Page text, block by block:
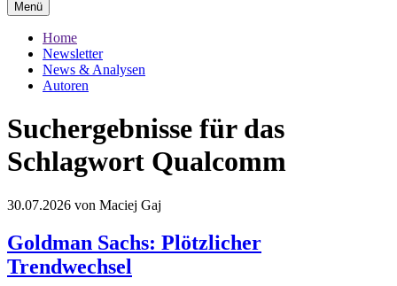
Menü
Home
Newsletter
News & Analysen
Autoren
Suchergebnisse für das
Schlagwort Qualcomm
30.07.2026 von Maciej Gaj
Goldman Sachs: Plötzlicher
Trendwechsel